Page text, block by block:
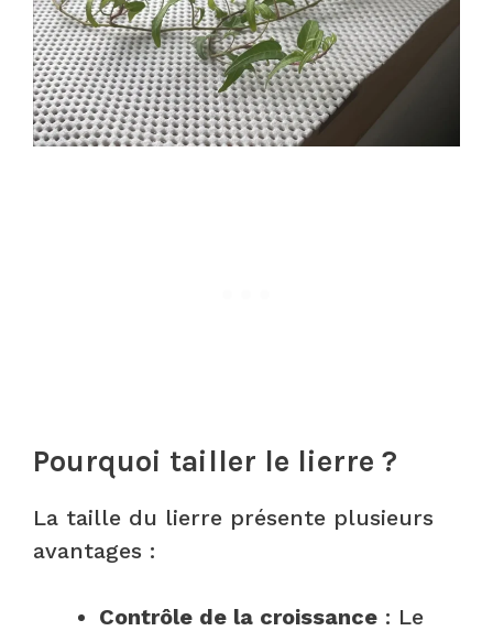
Pourquoi tailler le lierre ?
La taille du lierre présente plusieurs
avantages :
Contrôle de la croissance : Le